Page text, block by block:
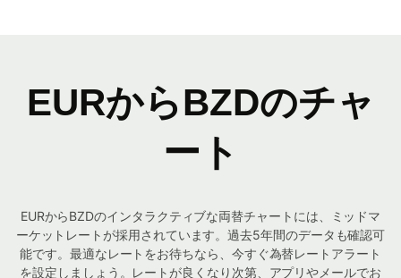
EURからBZDのチャ
ート
EURからBZDのインタラクティブな両替チャートには、ミッドマ
ーケットレートが採用されています。過去5年間のデータも確認可
能です。最適なレートをお待ちなら、今すぐ為替レートアラート
を設定しましょう。レートが良くなり次第、アプリやメールでお